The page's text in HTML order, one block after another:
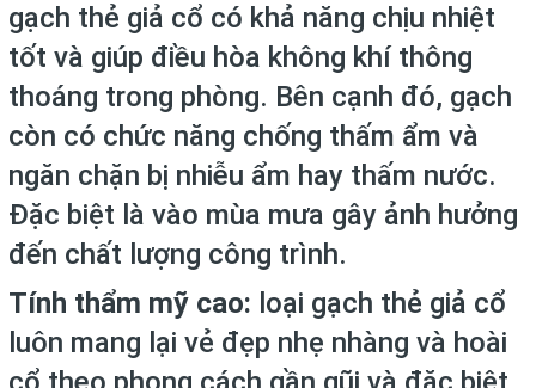
gạch thẻ giả cổ có khả năng chịu nhiệt
tốt và giúp điều hòa không khí thông
thoáng trong phòng. Bên cạnh đó, gạch
còn có chức năng chống thấm ẩm và
ngăn chặn bị nhiễu ẩm hay thấm nước.
Đặc biệt là vào mùa mưa gây ảnh hưởng
đến chất lượng công trình.
Tính thẩm mỹ cao: loại gạch thẻ giả cổ
luôn mang lại vẻ đẹp nhẹ nhàng và hoài